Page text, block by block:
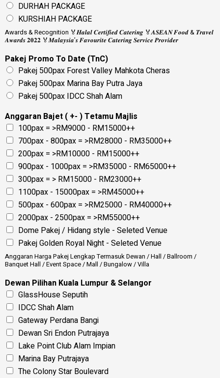
DURHAH PACKAGE
KURSHIAH PACKAGE
Awards & Recognition 🏅𝑯𝒂𝒍𝒂𝒍 𝑪𝒆𝒓𝒕𝒊𝒇𝒊𝒆𝒅 𝑪𝒂𝒕𝒆𝒓𝒊𝒏𝒈 🏅𝑨𝑺𝑬𝑨𝑵 𝑭𝒐𝒐𝒅 & 𝑻𝒓𝒂𝒗𝒆𝒍
𝑨𝒘𝒂𝒓𝒅𝒔 𝟐𝟎𝟐𝟐 🏅𝑴𝒂𝒍𝒂𝒚𝒔𝒊𝒂’𝒔 𝑭𝒂𝒗𝒐𝒖𝒓𝒊𝒕𝒆 𝑪𝒂𝒕𝒆𝒓𝒊𝒏𝒈 𝑺𝒆𝒓𝒗𝒊𝒄𝒆 𝑷𝒓𝒐𝒗𝒊𝒅𝒆𝒓
Pakej Promo To Date (TnC)
Pakej 500pax Forest Valley Mahkota Cheras
Pakej 500pax Marina Bay Putra Jaya
Pakej 500pax IDCC Shah Alam
Anggaran Bajet ( +- ) Tetamu Majlis
100pax = >RM9000 - RM15000++
700pax - 800pax = >RM28000 - RM35000++
200pax = >RM10000 - RM15000++
900pax - 1000pax = >RM35000 - RM65000++
300pax = > RM15000 - RM23000++
1100pax - 15000pax = >RM45000++
500pax - 600pax = >RM25000 - RM40000++
2000pax - 2500pax = >RM55000++
Dome Pakej / Hidang style - Seleted Venue
Pakej Golden Royal Night - Seleted Venue
Anggaran Harga Pakej Lengkap Termasuk Dewan / Hall / Ballroom /
Banquet Hall / Event Space / Mall / Bungalow / Villa
Dewan Pilihan Kuala Lumpur & Selangor
GlassHouse Seputih
IDCC Shah Alam
Gateway Perdana Bangi
Dewan Sri Endon Putrajaya
Lake Point Club Alam Impian
Marina Bay Putrajaya
The Colony Star Boulevard